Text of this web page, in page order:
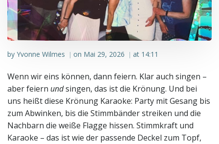
by Yvonne Wilmes | on Mai 29, 2026 | at 14:11
Wenn wir eins können, dann feiern. Klar auch singen –
aber feiern undsingen, das ist die Krönung. Und bei
uns heißt diese Krönung Karaoke: Party mit Gesang bis
zum Abwinken, bis die Stimmbänder streiken und die
Nachbarn die weiße Flagge hissen. Stimmkraft und
Karaoke – das ist wie der passende Deckel zum Topf,